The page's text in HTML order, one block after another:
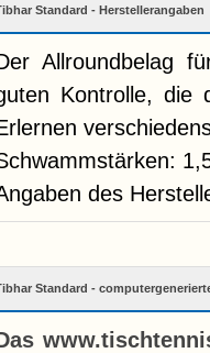
Standard - Herstellerangaben
Allroundbelag
Kontrolle, die
des
Standard -